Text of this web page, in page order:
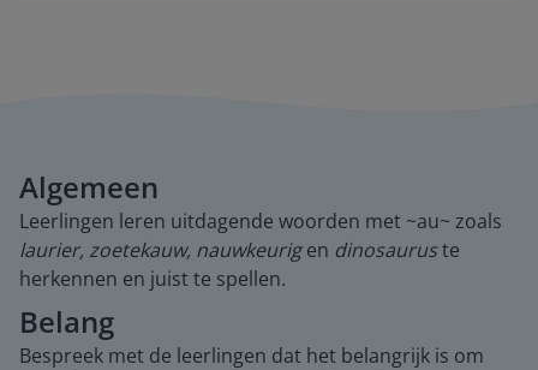
Algemeen
Leerlingen leren uitdagende woorden met ~au~ zoals
laurier, zoetekauw, nauwkeurigen dinosauruste
herkennen en juist te spellen.
Belang
Bespreek met de leerlingen dat het belangrijk is om